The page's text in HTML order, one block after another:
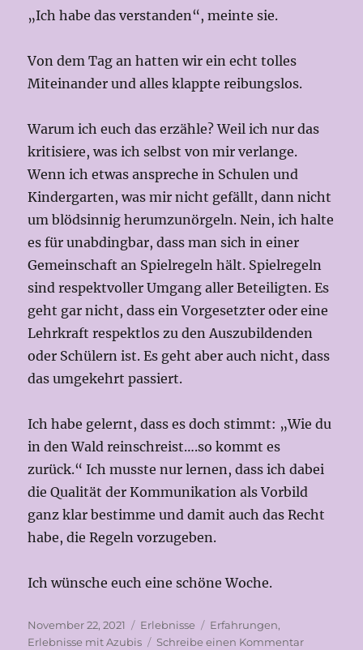
„Ich habe das verstanden“, meinte sie.
Von dem Tag an hatten wir ein echt tolles
Miteinander und alles klappte reibungslos.
Warum ich euch das erzähle? Weil ich nur das
kritisiere, was ich selbst von mir verlange.
Wenn ich etwas anspreche in Schulen und
Kindergarten, was mir nicht gefällt, dann nicht
um blödsinnig herumzunörgeln. Nein, ich halte
es für unabdingbar, dass man sich in einer
Gemeinschaft an Spielregeln hält. Spielregeln
sind respektvoller Umgang aller Beteiligten. Es
geht gar nicht, dass ein Vorgesetzter oder eine
Lehrkraft respektlos zu den Auszubildenden
oder Schülern ist. Es geht aber auch nicht, dass
das umgekehrt passiert.
Ich habe gelernt, dass es doch stimmt: „Wie du
in den Wald reinschreist….so kommt es
zurück.“ Ich musste nur lernen, dass ich dabei
die Qualität der Kommunikation als Vorbild
ganz klar bestimme und damit auch das Recht
habe, die Regeln vorzugeben.
Ich wünsche euch eine schöne Woche.
Veröffentlicht
am
November 22, 2021 Kategorien
Erlebnisse Schlagwörter
Erfahrungen,
Erlebnisse mit Azubis
Schreibe einen Kommentarzu